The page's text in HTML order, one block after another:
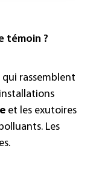
témoin ?
rassemblent
et les exutoires
Les